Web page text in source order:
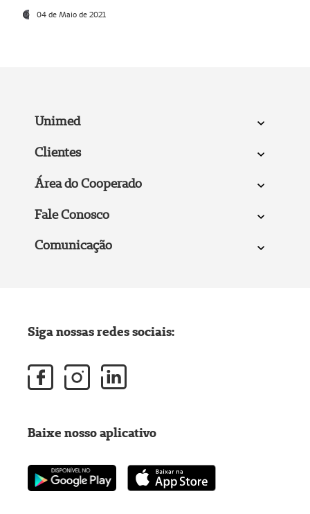
04 de Maio de 2021
Unimed
Clientes
Área do Cooperado
Fale Conosco
Comunicação
Siga nossas redes sociais:
Baixe nosso aplicativo